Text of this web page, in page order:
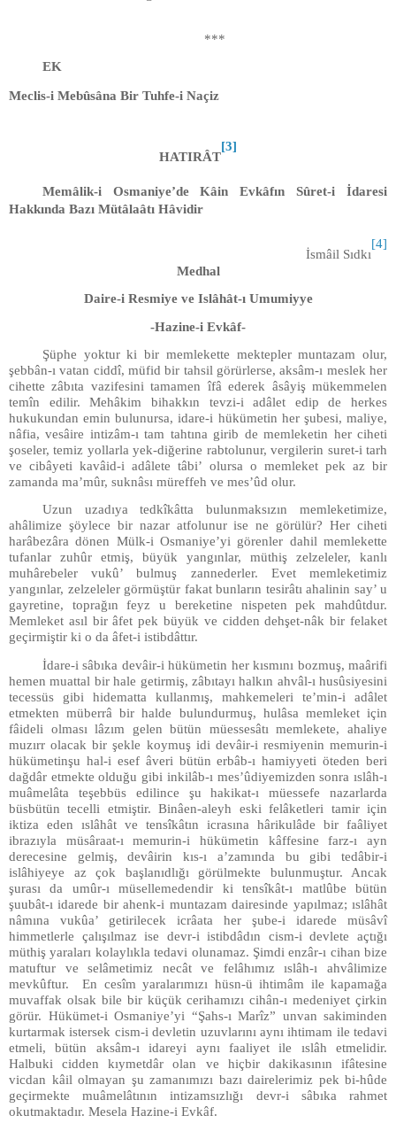
***
EK
Meclis-i Mebûsâna Bir Tuhfe-i Naçiz
HATIRÂT
[3]
Memâlik-i Osmaniye’de Kâin Evkâfın Sûret-i İdaresi
Hakkında Bazı Mütâlaâtı Hâvidir
İsmâil Sıdkı
[4]
Medhal
Daire-i Resmiye ve Islâhât-ı Umumiyye
-Hazine-i Evkâf-
Şüphe yoktur ki bir memlekette mektepler muntazam olur,
şebbân-ı vatan ciddî, müfid bir tahsil görürlerse, aksâm-ı meslek her
cihette zâbıta vazifesini tamamen îfâ ederek âsâyiş mükemmelen
temîn edilir. Mehâkim bihakkın tevzi-i adâlet edip de herkes
hukukundan emin bulunursa, idare-i hükümetin her şubesi, maliye,
nâfia, vesâire intizâm-ı tam tahtına girib de memleketin her ciheti
şoseler, temiz yollarla yek-diğerine rabtolunur, vergilerin suret-i tarh
ve cibâyeti kavâid-i adâlete tâbi’ olursa o memleket pek az bir
zamanda ma’mûr, suknâsı müreffeh ve mes’ûd olur.
Uzun uzadıya tedkîkâtta bulunmaksızın memleketimize,
ahâlimize şöylece bir nazar atfolunur ise ne görülür? Her ciheti
harâbezâra dönen Mülk-i Osmaniye’yi görenler dahil memlekette
tufanlar zuhûr etmiş, büyük yangınlar, müthiş zelzeleler, kanlı
muhârebeler vukû’ bulmuş zannederler. Evet memleketimiz
yangınlar, zelzeleler görmüştür fakat bunların tesirâtı ahalinin say’ u
gayretine, toprağın feyz u bereketine nispeten pek mahdûtdur.
Memleket asıl bir âfet pek büyük ve cidden dehşet-nâk bir felaket
geçirmiştir ki o da âfet-i istibdâttır.
İdare-i sâbıka devâir-i hükümetin her kısmını bozmuş, maârifi
hemen muattal bir hale getirmiş, zâbıtayı halkın ahvâl-ı husûsiyesini
tecessüs gibi hidematta kullanmış, mahkemeleri te’min-i adâlet
etmekten müberrâ bir halde bulundurmuş, hulâsa memleket için
fâideli olması lâzım gelen bütün müessesâtı memlekete, ahaliye
muzırr olacak bir şekle koymuş idi devâir-i resmiyenin memurin-i
hükümetinşu hal-i esef âveri bütün erbâb-ı hamiyyeti öteden beri
dağdâr etmekte olduğu gibi inkilâb-ı mes’ûdiyemizden sonra ıslâh-ı
muâmelâta teşebbüs edilince şu hakikat-ı müessefe nazarlarda
büsbütün tecelli etmiştir. Binâen-aleyh eski felâketleri tamir için
iktiza eden ıslâhât ve tensîkâtın icrasına hârikulâde bir faâliyet
ibrazıyla müsâraat-ı memurin-i hükümetin kâffesine farz-ı ayn
derecesine gelmiş, devâirin kıs-ı a’zamında bu gibi tedâbir-i
islâhiyeye az çok başlanıdlığı görülmekte bulunmuştur. Ancak
şurası da umûr-ı müsellemedendir ki tensîkât-ı matlûbe bütün
şuubât-ı idarede bir ahenk-i muntazam dairesinde yapılmaz; ıslâhât
nâmına vukûa’ getirilecek icrâata her şube-i idarede müsâvî
himmetlerle çalışılmaz ise devr-i istibdâdın cism-i devlete açtığı
müthiş yaraları kolaylıkla tedavi olunamaz. Şimdi enzâr-ı cihan bize
matuftur ve selâmetimiz necât ve felâhımız ıslâh-ı ahvâlimize
mevkûftur. En cesîm yaralarımızı hüsn-ü ihtimâm ile kapamağa
muvaffak olsak bile bir küçük cerihamızı cihân-ı medeniyet çirkin
görür. Hükümet-i Osmaniye’yi “Şahs-ı Marîz” unvan sakiminden
kurtarmak istersek cism-i devletin uzuvlarını aynı ihtimam ile tedavi
etmeli, bütün aksâm-ı idareyi aynı faaliyet ile ıslâh etmelidir.
Halbuki cidden kıymetdâr olan ve hiçbir dakikasının ifâtesine
vicdan kâil olmayan şu zamanımızı bazı dairelerimiz pek bi-hûde
geçirmekte muâmelâtının intizamsızlığı devr-i sâbıka rahmet
okutmaktadır. Mesela Hazine-i Evkâf.